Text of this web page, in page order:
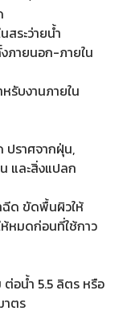
สระว่ายน้ำ
ภายนอก-ภายใน
รับงานภายใน
ปราศจากฝุ่น,
และสิ่งแปลก
ฉีด ขัดพื้นผิวให้
หมดก่อนที่ใช้กาว
ต่อน้ำ 5.5 ลิตร หรือ
าตร